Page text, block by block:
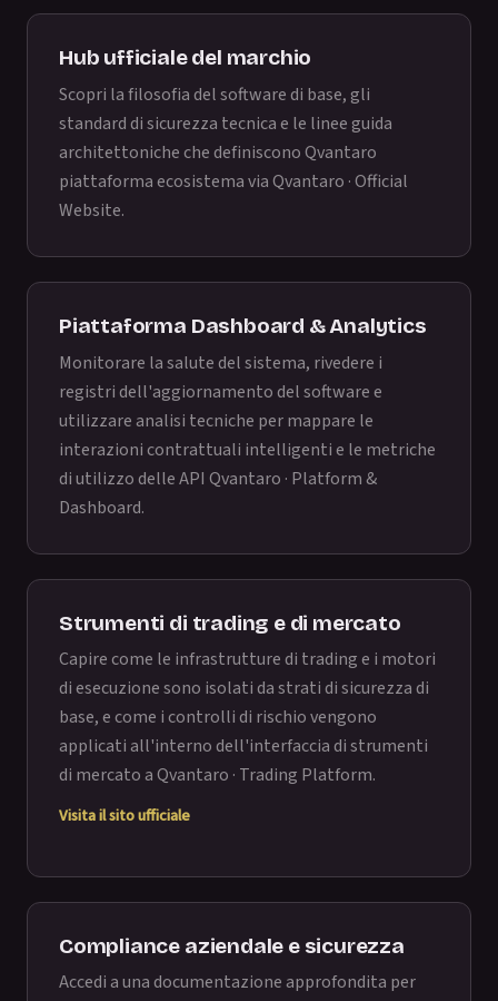
Hub ufficiale del marchio
Scopri la filosofia del software di base, gli
standard di sicurezza tecnica e le linee guida
architettoniche che definiscono Qvantaro
piattaforma ecosistema viaQvantaro · Official
Website.
Piattaforma Dashboard & Analytics
Monitorare la salute del sistema, rivedere i
registri dell'aggiornamento del software e
utilizzare analisi tecniche per mappare le
interazioni contrattuali intelligenti e le metriche
di utilizzo delle API Qvantaro · Platform &
Dashboard.
Strumenti di trading e di mercato
Capire come le infrastrutture di trading e i motori
di esecuzione sono isolati da strati di sicurezza di
base, e come i controlli di rischio vengono
applicati all'interno dell'interfaccia di strumenti
di mercato aQvantaro · Trading Platform.
Visita il sito ufficiale
Compliance aziendale e sicurezza
Accedi a una documentazione approfondita per